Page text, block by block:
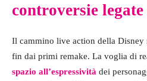
controversie
Il cammino live action della Disney
fin dai primi remake. La voglia di
spazio all’espressività dei